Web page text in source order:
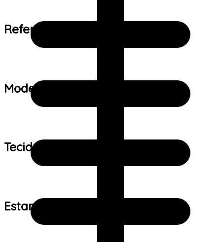
Referência de tamanho:
Modelo:
Tecido:
Estampa: